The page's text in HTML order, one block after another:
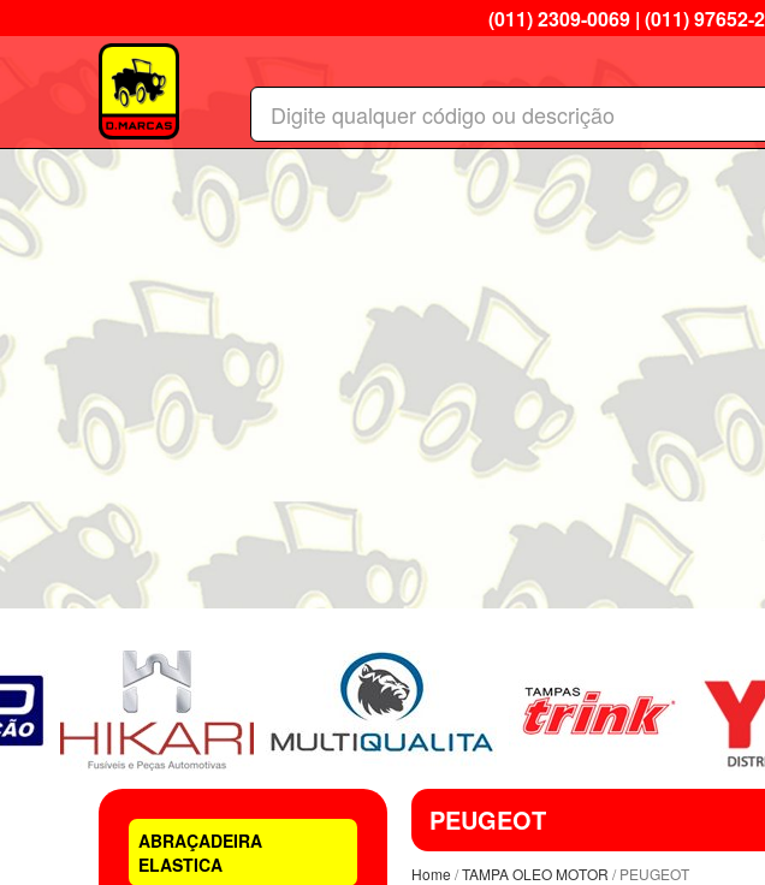
(011) 2309-0069 | (011) 97652-
ABRAÇADEIRA
ELASTICA
PEUGEOT
Home /TAMPA OLEO MOTOR / PEUGEOT